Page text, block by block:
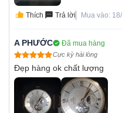
Thích Trả lời Mua vào:
A PHƯỚC Đã mua hàng
Cực kỳ hài lòng
Đẹp hàng ok chất lượng